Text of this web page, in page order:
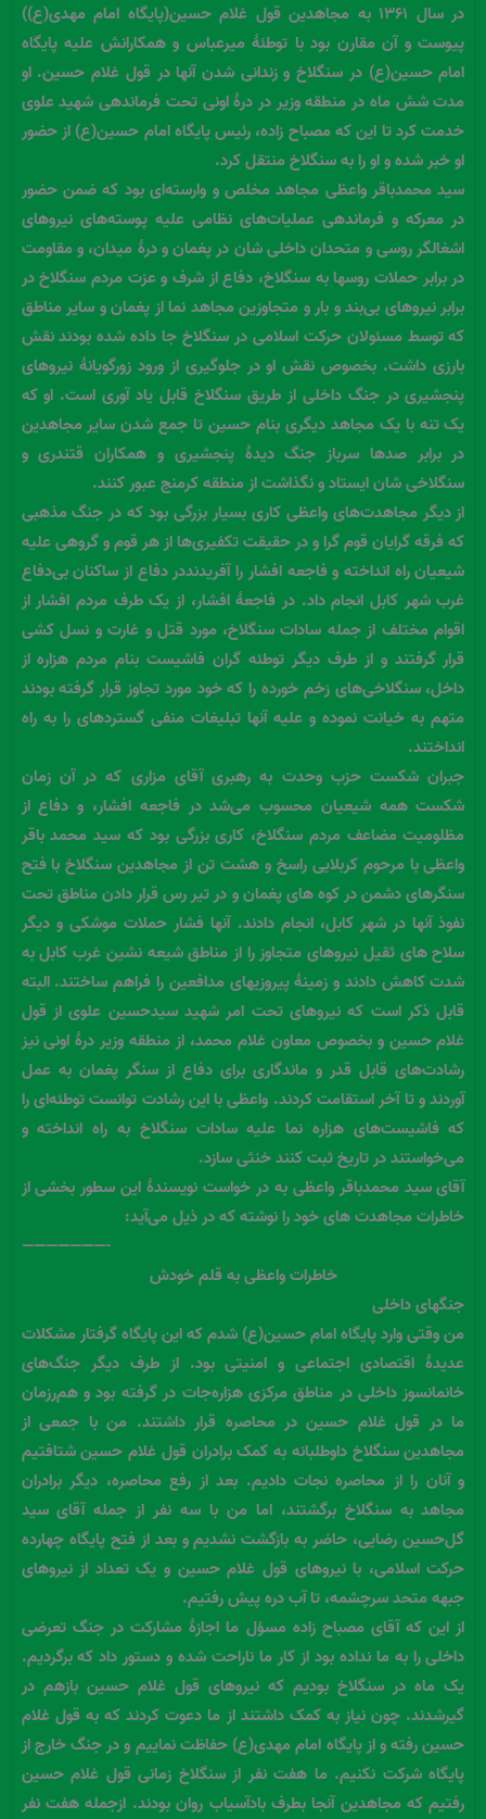
در سال ۱۳۶۱ به مجاهدین قول غلام حسین(پایگاه امام مهدی(ع))
پیوست و آن مقارن بود با توطئۀ میرعباس و همکارانش علیه پایگاه
امام حسین(ع) در سنگلاخ و زندانی شدن آنها در قول غلام حسین. او
مدت شش ماه در منطقه وزیر در درۀ اونی تحت فرماندهی شهید علوی
خدمت کرد تا این که مصباح زاده، رئیس پایگاه امام حسین(ع) از حضور
او خبر شده و او را به سنگلاخ منتقل کرد.
سید محمدباقر واعظی مجاهد مخلص و وارسته‌ای بود که ضمن حضور
در معرکه و فرماندهی عملیات‌های نظامی علیه پوسته‌های نیروهای
اشغالگر روسی و متحدان داخلی شان در پغمان و درۀ میدان، و مقاومت
در برابر حملات روسها به سنگلاخ، دفاع از شرف و عزت مردم سنگلاخ در
برابر نیروهای بی‌بند و بار و متجاوزین مجاهد نما از پغمان و سایر مناطق
که توسط مسئولان حرکت اسلامی در سنگلاخ جا داده شده بودند نقش
بارزی داشت. بخصوص نقش او در جلوگیری از ورود زورگویانۀ نیروهای
پنجشیری در جنگ داخلی از طریق سنگلاخ قابل یاد آوری است. او که
یک تنه با یک مجاهد دیگری بنام حسین تا جمع شدن سایر مجاهدین
در برابر صدها سرباز جنگ دیدۀ پنجشیری و همکاران قتندری و
سنگلاخی شان ایستاد و نگذاشت از منطقه کرمنج عبور کنند.
از دیگر مجاهدت‌های واعظی کاری بسیار بزرگی بود که در جنگ مذهبی
که فرقه گرایان قوم گرا و در حقیقت تکفیری‌ها از هر قوم و گروهی علیه
شیعیان راه انداخته و فاجعه افشار را آفریدنددر دفاع از ساکنان بی‌دفاع
غرب شهر کابل انجام داد. در فاجعۀ افشار، از یک طرف مردم افشار از
اقوام مختلف از جمله سادات سنگلاخ، مورد قتل و غارت و نسل کشی
قرار گرفتند و از طرف دیگر توطئه گران فاشیست بنام مردم هزاره از
داخل، سنگلاخی‌های زخم خورده را که خود مورد تجاوز قرار گرفته بودند
متهم به خیانت نموده و علیه آنها تبلیغات منفی گستردهای را به راه
انداختند.
جبران شکست حزب وحدت به رهبری آقای مزاری که در آن زمان
شکست همه شیعیان محسوب می‌شد در فاجعه افشار، و دفاع از
مظلومیت مضاعف مردم سنگلاخ، کاری بزرگی بود که سید محمد باقر
واعظی با مرحوم کربلایی راسخ و هشت تن از مجاهدین سنگلاخ با فتح
سنگرهای دشمن در کوه های پغمان و در تیر رس قرار دادن مناطق تحت
نفوذ آنها در شهر کابل، انجام دادند. آنها فشار حملات موشکی و دیگر
سلاح های ثقیل نیروهای متجاوز را از مناطق شیعه نشین غرب کابل به
شدت کاهش دادند و زمینۀ پیروزیهای مدافعین را فراهم ساختند. البته
قابل ذکر است که نیروهای تحت امر شهید سیدحسین علوی از قول
غلام حسین و بخصوص معاون غلام محمد، از منطقه وزیر درۀ اونی نیز
رشادت‌های قابل قدر و ماندگاری برای دفاع از سنگر پغمان به عمل
آوردند و تا آخر استقامت کردند. واعظی با این رشادت توانست توطئه‌ای را
که فاشیست‌های هزاره نما علیه سادات سنگلاخ به راه انداخته و
می‌خواستند در تاریخ ثبت کنند خنثی سازد.
آقای سید محمدباقر واعظی به در خواست نویسندۀ این سطور بخشی از
خاطرات مجاهدت های خود را نوشته که در ذیل می‌آید:
———————-
خاطرات واعظی به قلم خودش
جنگهای داخلی
من وقتی وارد پایگاه امام حسین(ع) شدم که این پایگاه گرفتار مشکلات
عدیدۀ اقتصادی اجتماعی و امنیتی بود. از طرف دیگر جنگ‌های
خانمانسوز داخلی در مناطق مرکزی هزاره‌جات در گرفته بود و هم‌رزمان
ما در قول غلام حسین در محاصره قرار داشتند. من با جمعی از
مجاهدین سنگلاخ داوطلبانه به کمک برادران قول غلام حسین شتافتیم
و آنان را از محاصره نجات دادیم. بعد از رفع محاصره، دیگر برادران
مجاهد به سنگلاخ برگشتند، اما من با سه نفر از جمله آقای سید
گل‌حسین رضایی، حاضر به بازگشت نشدیم و بعد از فتح پایگاه چهارده
حرکت اسلامی، با نیروهای قول غلام حسین و یک تعداد از نیروهای
جبهه متحد سرچشمه، تا آب دره پیش رفتیم.
از این که آقای مصباح زاده مسؤل ما اجازۀ مشارکت در جنگ تعرضی
داخلی را به ما نداده بود از کار ما ناراحت شده و دستور داد که برگردیم.
یک ماه در سنگلاخ بودیم که نیروهای قول غلام حسین بازهم در
گیرشدند. چون نیاز به کمک داشتند از ما دعوت کردند که به قول غلام
حسین رفته و از پایگاه امام مهدی(ع) حفاظت نماییم و در جنگ خارج از
پایگاه شرکت نکنیم. ما هفت نفر از سنگلاخ زمانی قول غلام حسین
رفتیم که مجاهدین آنجا بطرف بادآسیاب روان بودند. ازجمله هفت نفر